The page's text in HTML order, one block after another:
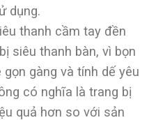
dụng.
thanh cầm tay đền
siêu thanh bàn, vì bọn
gàng và tính dế yêu
có nghĩa là trang bị
quả hơn so với sản